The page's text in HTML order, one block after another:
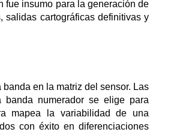
fue insumo para la generación de
salidas cartográficas definitivas y
en la matriz del sensor. Las
numerador se elige para
mapea la variabilidad de una
con éxito en diferenciaciones